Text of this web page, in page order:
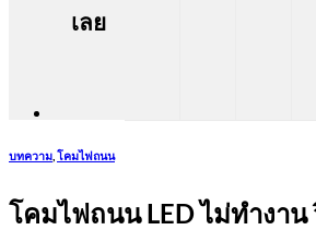
เลย
บทความ โคมไฟถนน
โคมไฟถนน LED ไม่ทำงา